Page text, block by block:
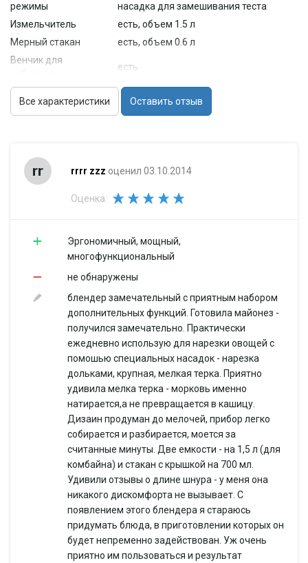
режимы
насадка для замешивания теста
Измельчитель
есть, объем 1.5 л
Мерный стакан
есть, объем 0.6 л
Венчик для
есть
Особенности
Материал
пластик
погружной части
Отверстие для
ингредиентов
есть
Габариты и вес
0.85 кг
Дополнительная
нарезка кружочками, соломкой
Все характеристики Оставить отзыв
rr rrrr zzz оценил 03.10.2014
Оценка:
Эргономичный, мощный,
многофункциональный
не обнаружены
блендер замечательный с приятным набором
дополнительных функций. Готовила майонез -
получился замечательно. Практически
ежедневно использую для нарезки овощей с
помошью специальных насадок - нарезка
дольками, крупная, мелкая терка. Приятно
удивила мелка терка - морковь именно
натирается,а не превращается в кашицу.
Дизаин продуман до мелочей, прибор легко
собирается и разбирается, моется за
считанные минуты. Две емкости - на 1,5 л (для
комбайна) и стакан с крышкой на 700 мл.
Удивили отзывы о длине шнура - у меня она
никакого дискомфорта не вызывает. С
появлением этого блендера я стараюсь
придумать блюда, в приготовлении которых он
будет непременно задействован. Уж очень
приятно им пользоваться и результат